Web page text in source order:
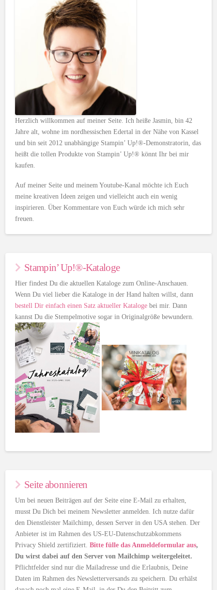
Herzlich willkommen auf meiner Seite. Ich heiße Jasmin, bin 42
Jahre alt, wohne im nordhessischen Edertal in der Nähe von Kassel
und bin seit 2012 unabhängige Stampin’ Up!®-Demonstratorin, das
heißt die tollen Produkte von Stampin’ Up!® könnt Ihr bei mir
kaufen.
Auf meiner Seite und meinem Youtube-Kanal möchte ich Euch
meine kreativen Ideen zeigen und vielleicht auch ein wenig
inspirieren. Über Kommentare von Euch würde ich mich sehr
freuen.
Stampin’ Up!®-Kataloge
Hier findest Du die aktuellen Kataloge zum Online-Anschauen.
Wenn Du viel lieber die Kataloge in der Hand halten willst, dann
bestell Dir einfach einen Satz aktueller Kataloge bei mir. Dann
kannst Du die Stempelmotive sogar in Originalgröße bewundern.
Seite abonnieren
Um bei neuen Beiträgen auf der Seite eine E-Mail zu erhalten,
musst Du Dich bei meinem Newsletter anmelden. Ich nutze dafür
den Dienstleister Mailchimp, dessen Server in den USA stehen. Der
Anbieter ist im Rahmen des US-EU-Datenschutzabkommens
Privacy Shield zertifiziert.Bitte fülle das Anmeldeformular aus,
Du wirst dabei auf den Server von Mailchimp weitergeleitet.
Pflichtfelder sind nur die Mailadresse und die Erlaubnis, Deine
Daten im Rahmen des Newsletterversands zu speichern. Du erhälst